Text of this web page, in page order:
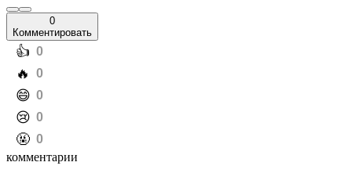
0
Комментировать
️👍 0
️🔥 0
️😄 0
️😢 0
️🤬 0
комментарии